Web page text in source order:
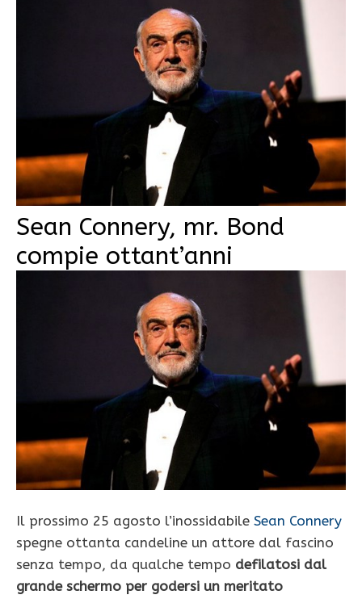
Sean Connery, mr. Bond
compie ottant’anni
Il prossimo 25 agosto l’inossidabile Sean Connery
spegne ottanta candeline un attore dal fascino
senza tempo, da qualche tempo defilatosi dal
grande schermo per godersi un meritato